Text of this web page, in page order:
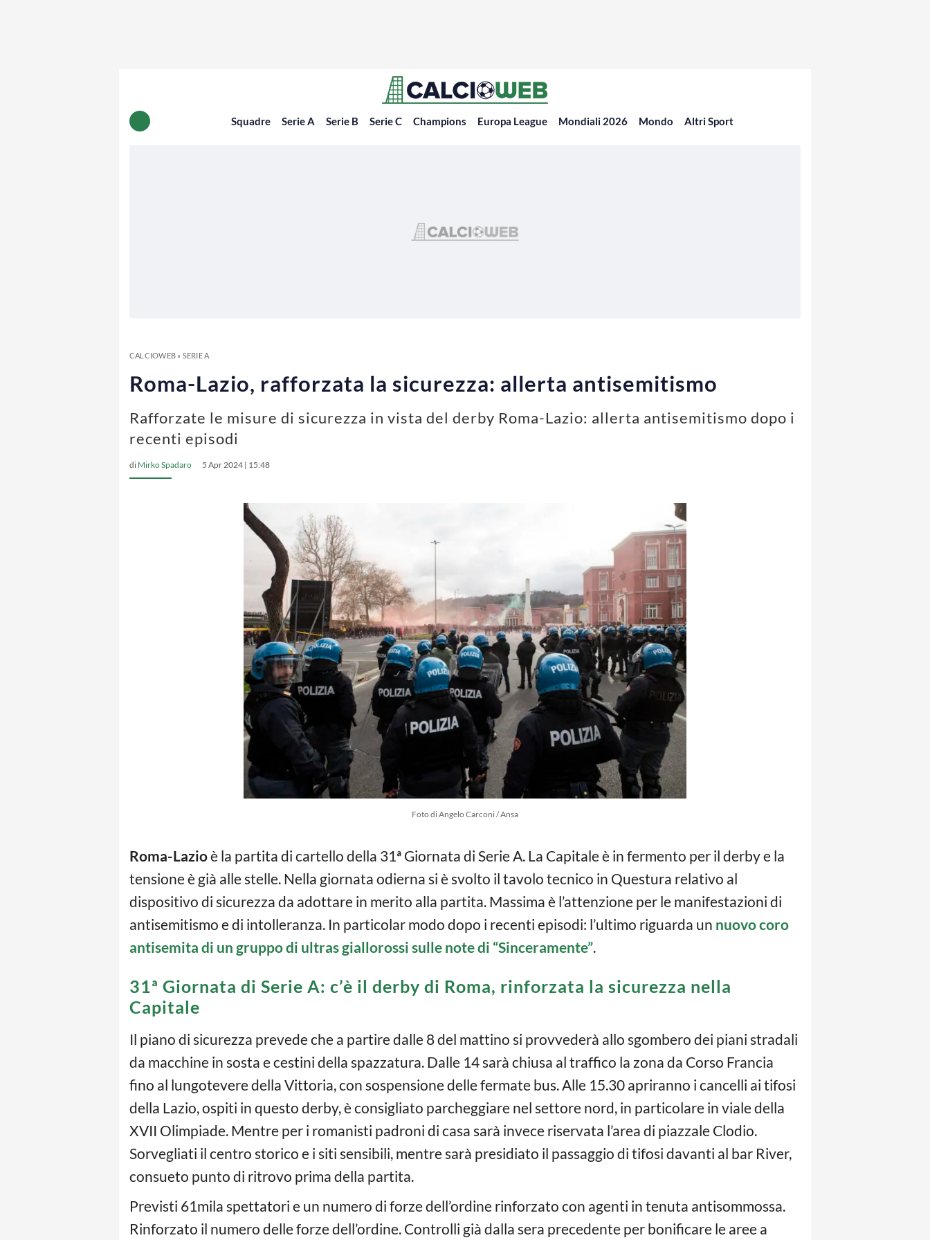
Squadre Serie A Serie B Serie C Champions Europa League Mondiali 2026 Mondo Altri Sport
CALCIOWEB» SERIE A
Roma-Lazio, rafforzata la sicurezza: allerta antisemitismo
Rafforzate le misure di sicurezza in vista del derby Roma-Lazio: allerta antisemitismo dopo i
recenti episodi
di Mirko Spadaro 5 Apr 2024 | 15:48
Foto di Angelo Carconi / Ansa
Roma-Lazioè la partita di cartello della 31ª Giornata di Serie A. La Capitale è in fermento per il derby e la
tensione è già alle stelle. Nella giornata odierna si è svolto il tavolo tecnico in Questura relativo al
dispositivo di sicurezza da adottare in merito alla partita. Massima è l’attenzione per le manifestazioni di
antisemitismo e di intolleranza. In particolar modo dopo i recenti episodi: l’ultimo riguarda un nuovo coro
antisemita di un gruppo di ultras giallorossi sulle note di “Sinceramente”.
31ª Giornata di Serie A: c’è il derby di Roma, rinforzata la sicurezza nella
Capitale
Il piano di sicurezza prevede che a partire dalle 8 del mattino si provvederà allo sgombero dei piani stradali
da macchine in sosta e cestini della spazzatura. Dalle 14 sarà chiusa al traffico la zona da Corso Francia
fino al lungotevere della Vittoria, con sospensione delle fermate bus. Alle 15.30 apriranno i cancelli ai tifosi
della Lazio, ospiti in questo derby, è consigliato parcheggiare nel settore nord, in particolare in viale della
XVII Olimpiade. Mentre per i romanisti padroni di casa sarà invece riservata l’area di piazzale Clodio.
Sorvegliati il centro storico e i siti sensibili, mentre sarà presidiato il passaggio di tifosi davanti al bar River,
consueto punto di ritrovo prima della partita.
Previsti 61mila spettatori e un numero di forze dell’ordine rinforzato con agenti in tenuta antisommossa.
Rinforzato il numero delle forze dell’ordine. Controlli già dalla sera precedente per bonificare le aree a